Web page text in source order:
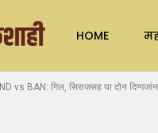
HOME
IND vs BAN: गिल, सिराजसह या दोन